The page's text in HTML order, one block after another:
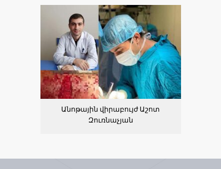
Անոթային վիրաբույժ Աշոտ
Զուռնաչյան